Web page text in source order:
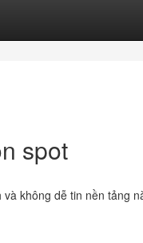
spot
không dễ tin nền tảng